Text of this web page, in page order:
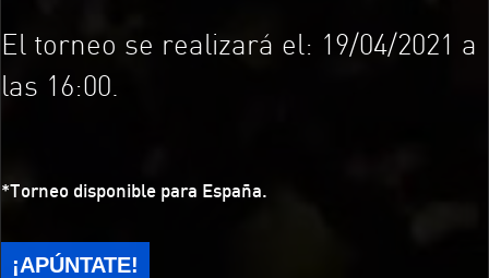
El torneo se realizará el: 19/04/2021 a
las 16:00.
*Torneo disponible para España.
¡APÚNTATE!